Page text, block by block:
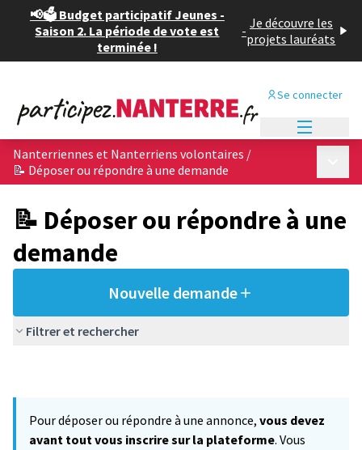
📢🗳️ Budget participatif Jeunes -
Saison 2. La période de vote est
terminée !
- Je découvre les
projets lauréats
Se connecter
Nanterriennes et Nanterriens volontaires /
📝 Déposer ou répondre à une demande
📝 Déposer ou répondre à une
demande
Nouvelle demande
Filtrer et rechercher
Pour déposer ou répondre à une annonce, vous devez
avant tout vous inscrire sur la plateforme. Vous